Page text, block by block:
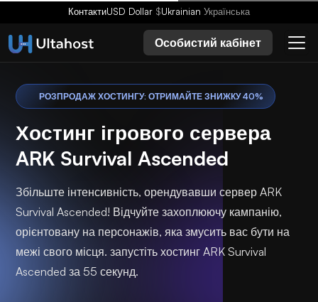
КонтактиUSD Dollar $Ukrainian Українська
Особистий кабінет
РОЗПРОДАЖ ХОСТИНГУ: ОТРИМАЙТЕ ЗНИЖКУ 40%
Хостинг ігрового сервера
ARK Survival Ascended
Збільште інтенсивність, орендувавши сервер ARK
Survival Ascended! Відчуйте захоплюючу кампанію,
орієнтовану на персонажів, яка змусить вас бути на
межі свого місця. запустіть хостинг ARK Survival
Ascended за 55 секунд.